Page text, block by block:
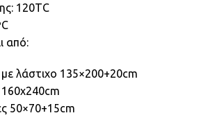
120TC
από:
λάστιχο 135×200+20cm
50×70+15cm